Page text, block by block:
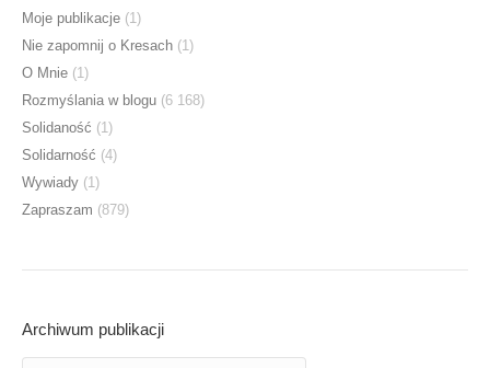
Moje publikacje (1)
Nie zapomnij o Kresach (1)
O Mnie (1)
Rozmyślania w blogu (6 168)
Solidaność (1)
Solidarność (4)
Wywiady (1)
Zapraszam (879)
Archiwum publikacji